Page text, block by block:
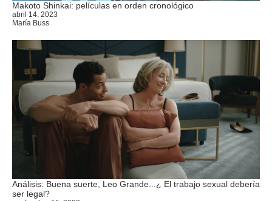
Makoto Shinkai: películas en orden cronológico
abril 14, 2023
María Buss
Análisis: Buena suerte, Leo Grande...¿ El trabajo sexual debería
ser legal?